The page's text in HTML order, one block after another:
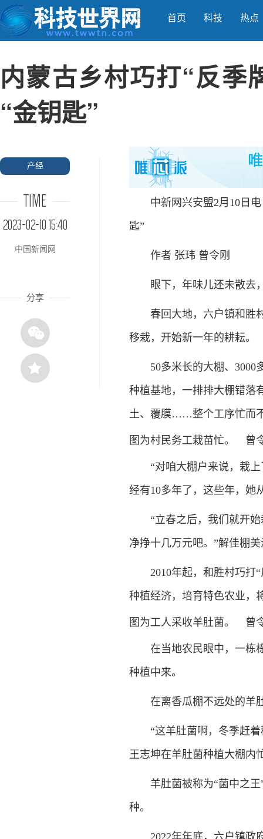
首页 科技 热点
内蒙古乡村巧打“反季
“金钥匙”
产经
TIME
2023-02-10 15:40
中国新闻网
分享
中新网兴安盟2月10日电
匙”
作者 张玮 曾令刚
眼下，年味儿还未散去，
春回大地，六户镇和胜村
移栽，开始新一年的耕耘。
50多米长的大棚、3000
种植基地，一排排大棚错落
土、覆膜……整个工序忙而
图为村民务工栽苗忙。 曾
“对咱大棚户来说，栽上
经有10多年了，这些年，她
“立春之后，我们就开始
净挣十几万元吧。”解佳棚
2010年起，和胜村巧打“
种植经济，培育特色农业，
图为工人采收羊肚菌。 曾
在当地农民眼中，一栋栋
种植中来。
在离香瓜棚不远处的羊肚
“这羊肚菌啊，冬季赶着
王志坤在羊肚菌种植大棚内
羊肚菌被称为“菌中之王”
种。
2022年年底，六户镇政府